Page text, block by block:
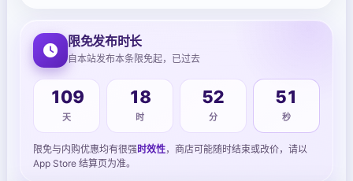
限免发布时长
自本站发布本条限免起，已过去
109
天
18
时
52
分
52
秒
限免与内购优惠均有很强时效性，商店可能随时结束或改价，请以
App Store 结算页为准。